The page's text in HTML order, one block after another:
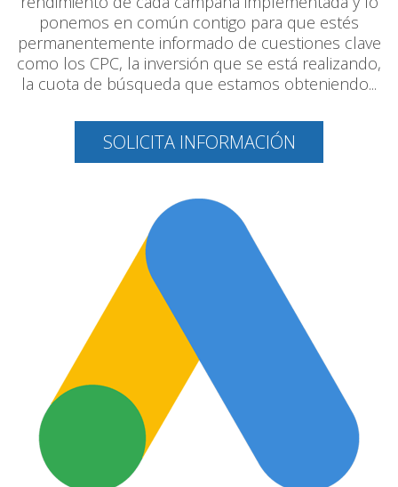
ponemos en común contigo para que estés
permanentemente informado de cuestiones clave
como los CPC, la inversión que se está realizando,
la cuota de búsqueda que estamos obteniendo...
SOLICITA INFORMACIÓN